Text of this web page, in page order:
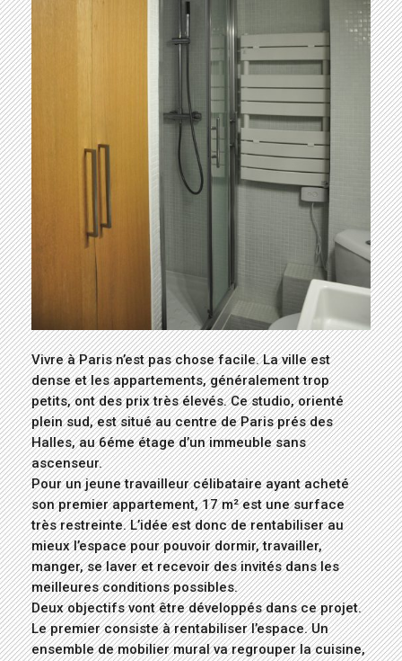
Vivre à Paris n’est pas chose facile. La ville est
dense et les appartements, généralement trop
petits, ont des prix très élevés. Ce studio, orienté
plein sud, est situé au centre de Paris prés des
Halles, au 6éme étage d’un immeuble sans
ascenseur.
Pour un jeune travailleur célibataire ayant acheté
son premier appartement, 17 m² est une surface
très restreinte. L’idée est donc de rentabiliser au
mieux l’espace pour pouvoir dormir, travailler,
manger, se laver et recevoir des invités dans les
meilleures conditions possibles.
Deux objectifs vont être développés dans ce projet.
Le premier consiste à rentabiliser l’espace. Un
ensemble de mobilier mural va regrouper la cuisine,